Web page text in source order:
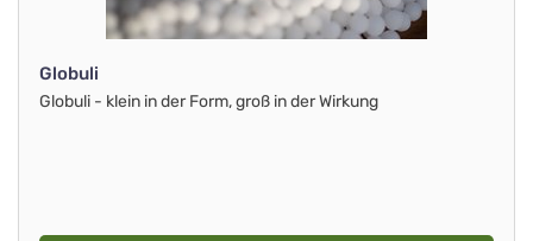
Globuli
Globuli - klein in der Form, groß in der Wirkung